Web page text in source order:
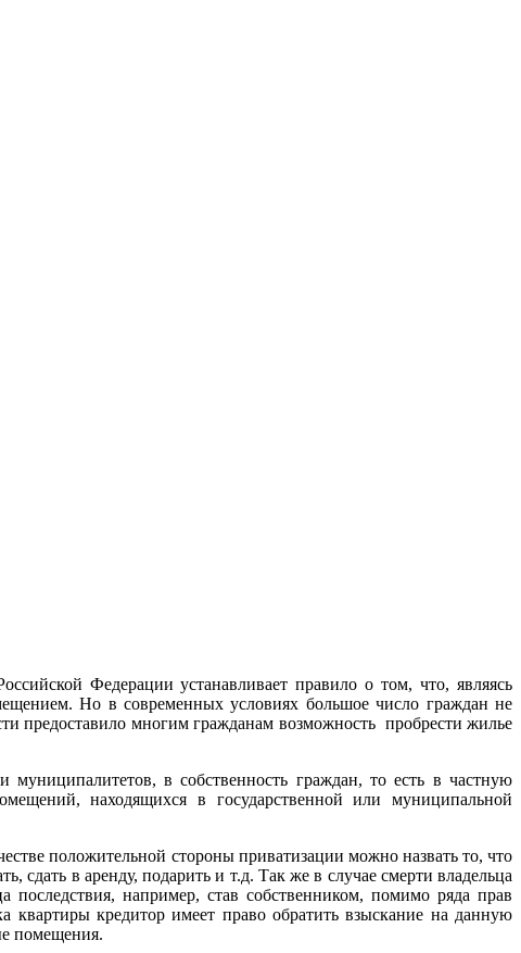
Федерации устанавливает правило о том, что, являясь
Но в современных условиях большое число граждан не
предоставило многим гражданам возможность пробрести жилье
муниципалитетов, в собственность граждан, то есть в частную
находящихся в государственной или муниципальной
положительной стороны приватизации можно назвать то, что
сдать в аренду, подарить и т.д. Так же в случае смерти владельца
последствия, например, став собственником, помимо ряда прав
квартиры кредитор имеет право обратить взыскание на данную
помещения.